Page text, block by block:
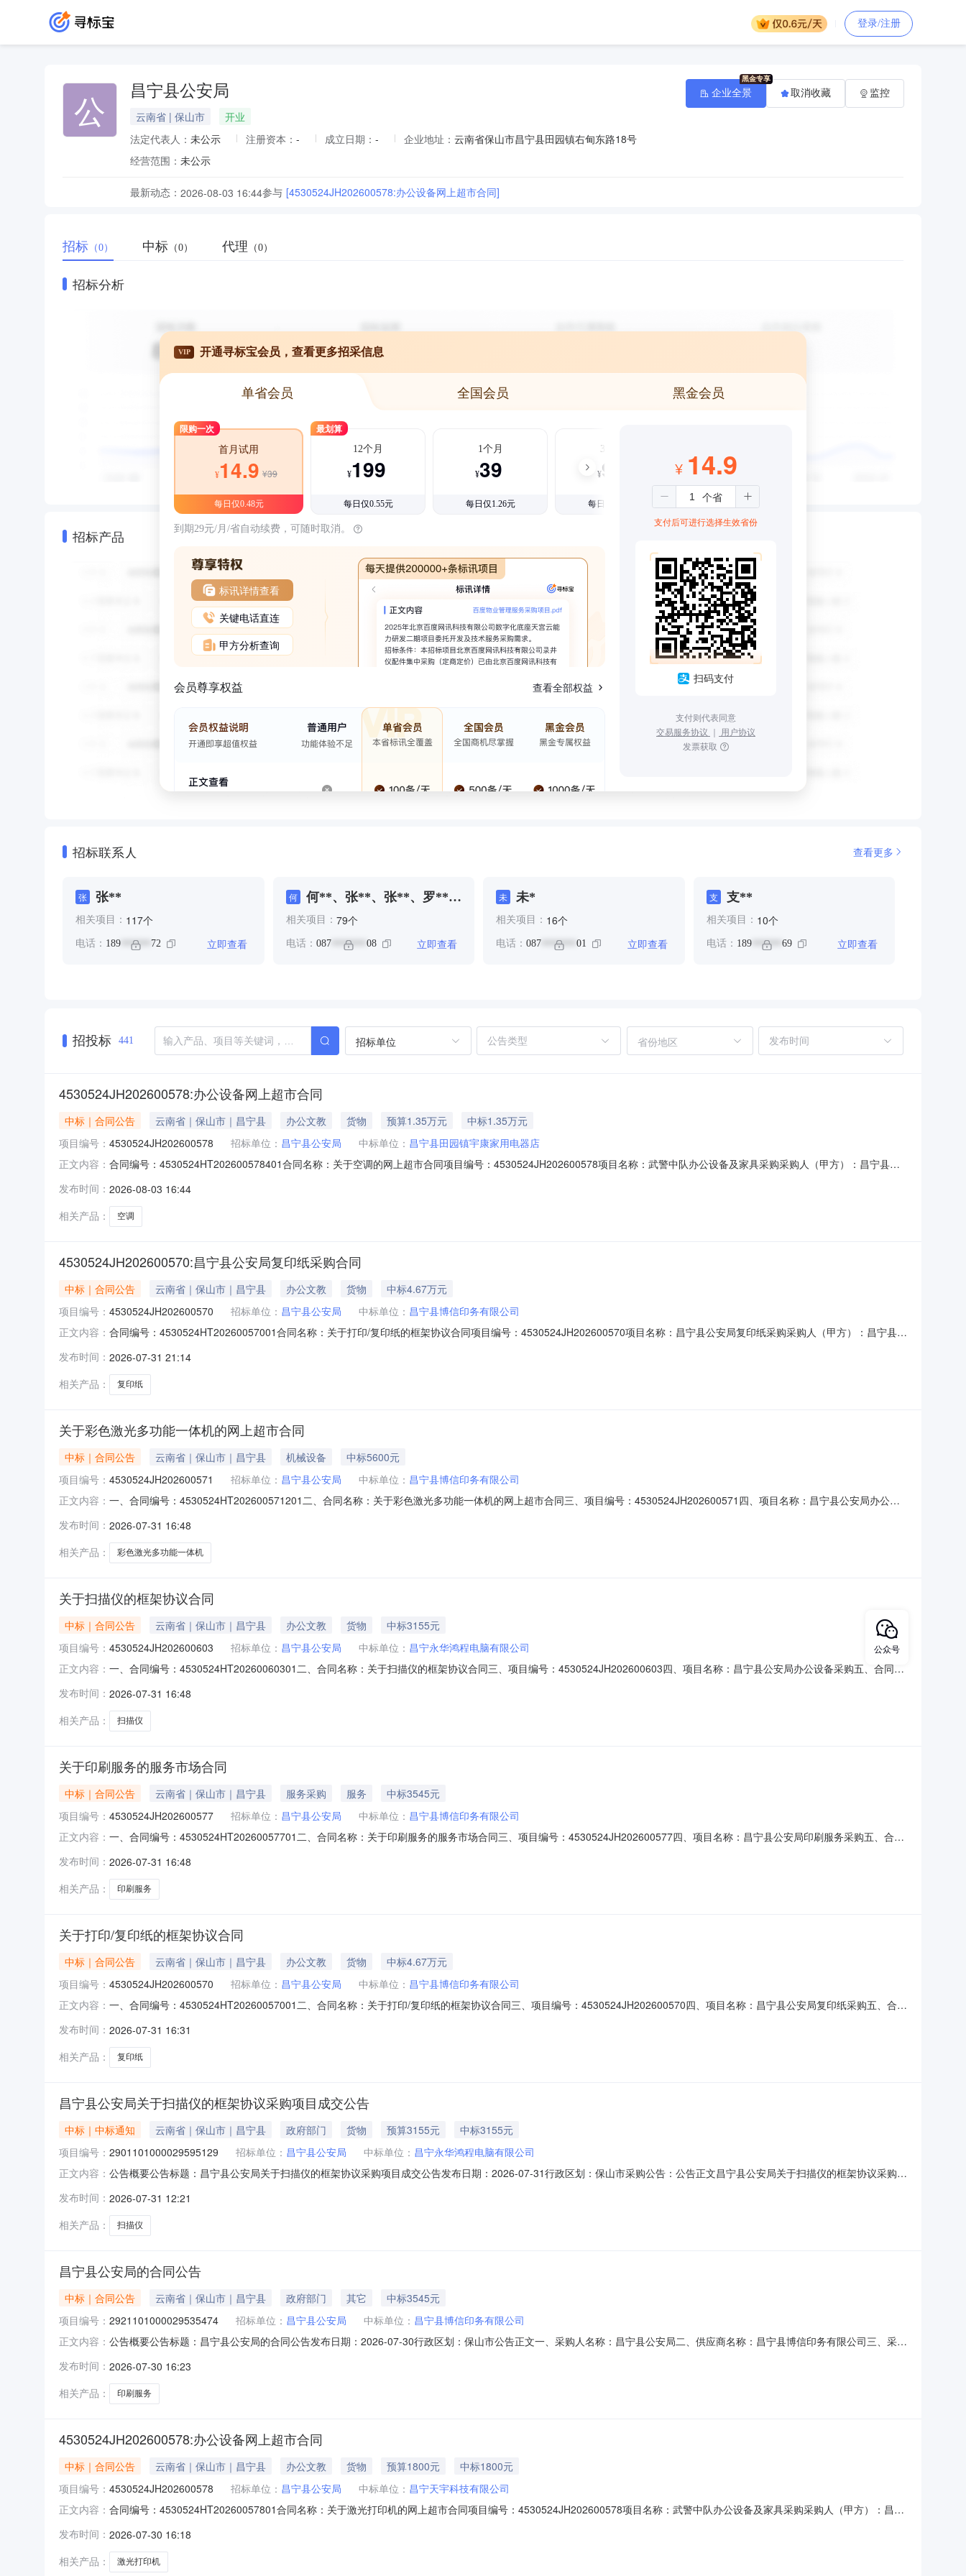
登录/注册
公 昌宁县公安局
云南省 | 保山市
开业
法定代表人： 未公示 注册资本： - 成立日期： - 企业地址： 云南省保山市昌宁县田园镇右甸东路18号
经营范围： 未公示
最新动态： 2026-08-03 16:44参与 [4530524JH202600578:办公设备网上超市合同]
企业全景 取消收藏 监控
招标 （0） 中标 （0） 代理 （0）
招标分析
招标产品
VIP 开通寻标宝会员，查看更多招采信息
单省会员 全国会员 黑金会员
限购一次
首月试用
¥14.9 ¥39
每日仅0.48元
最划算
12个月
¥199
每日仅0.55元
1个月
¥39
每日仅1.26元
3个月
¥99
每日仅1.08元
到期29元/月/省自动续费，可随时取消。
标讯详情查看
关键电话直连
甲方分析查询
会员尊享权益 查看全部权益
¥ 14.9
支付后可进行选择生效省份
扫码支付
支付则代表同意
交易服务协议 ｜ 用户协议
发票获取
招标联系人 查看更多
张 张**
相关项目： 117个
电话： 189 ****** 72 立即查看
何
何**、张**、张**、罗**、
相关项目： 79个
电话： 087 ******* 08 立即查看
未 未*
相关项目： 16个
电话： 087 ******* 01 立即查看
支 支**
相关项目： 10个
电话： 189****** 69 立即查看
招投标 441 招标单位 省份地区
4530524JH202600578:办公设备网上超市合同
中标｜合同公告 云南省｜保山市｜昌宁县 办公文教 货物 预算1.35万元
中标1.35万元
项目编号： 4530524JH202600578 招标单位： 昌宁县公安局 中标单位： 昌宁县田园镇宇康家用电器店
正文内容： 合同编号：4530524HT202600578401合同名称：关于空调的网上超市合同项目编号：4530524JH202600578项目名称：武警中队办公设备及家具采购采购人（甲方）：昌宁县公
进口产品审核前公示：采购公告（或单一来源审核前公示）：专家抽取记录：中标、成交公告：昌宁县公安局关于空调的网上超市采购项目成交公告合同附件：武警空
发布时间： 2026-08-03 16:44
相关产品：
空调
4530524JH202600570:昌宁县公安局复印纸采购合同
中标｜合同公告 云南省｜保山市｜昌宁县 办公文教 货物
中标4.67万元
项目编号： 4530524JH202600570 招标单位： 昌宁县公安局 中标单位： 昌宁县博信印务有限公司
正文内容： 合同编号：4530524HT20260057001合同名称：关于打印/复印纸的框架协议合同项目编号：4530524JH202600570项目名称：昌宁县公安局复印纸采购采购人（甲方）：昌宁县公
产品审核前公示：采购公告（或单一来源审核前公示）：专家抽取记录：中标、成交公告：昌宁县公安局关于打印/复印纸的框架协议采购项目成交公告合同附件：
发布时间： 2026-07-31 21:14
相关产品：
复印纸
关于彩色激光多功能一体机的网上超市合同
中标｜合同公告 云南省｜保山市｜昌宁县 机械设备
中标5600元
项目编号： 4530524JH202600571 招标单位： 昌宁县公安局 中标单位： 昌宁县博信印务有限公司
正文内容： 一、合同编号：4530524HT202600571201二、合同名称：关于彩色激光多功能一体机的网上超市合同三、项目编号：4530524JH202600571四、项目名称：昌宁县公安局办公设
13577566361六、合同主要信息主要标的名称：多功能一体机规格型号（或服务要求）：按照合同执行。主要标的数量：1主要标的单价：5600合同金额：0.560000
发布时间： 2026-07-31 16:48
相关产品：
彩色激光多功能一体机
关于扫描仪的框架协议合同
中标｜合同公告 云南省｜保山市｜昌宁县 办公文教 货物
中标3155元
项目编号： 4530524JH202600603 招标单位： 昌宁县公安局 中标单位： 昌宁永华鸿程电脑有限公司
正文内容： 一、合同编号：4530524HT20260060301二、合同名称：关于扫描仪的框架协议合同三、项目编号：4530524JH202600603四、项目名称：昌宁县公安局办公设备采购五、合同主
同主要信息主要标的名称：扫描仪规格型号（或服务要求）：按照合同规定主要标的数量：1主要标的单价：3155合同金额：0.315500万元履约期限、地点等简
发布时间： 2026-07-31 16:48
相关产品：
扫描仪
关于印刷服务的服务市场合同
中标｜合同公告 云南省｜保山市｜昌宁县 服务采购 服务
中标3545元
项目编号： 4530524JH202600577 招标单位： 昌宁县公安局 中标单位： 昌宁县博信印务有限公司
正文内容： 一、合同编号：4530524HT20260057701二、合同名称：关于印刷服务的服务市场合同三、项目编号：4530524JH202600577四、项目名称：昌宁县公安局印刷服务采购五、合同
同主要信息主要标的名称：印刷服务规格型号（或服务要求）：无主要标的数量：1主要标的单价：3545合同金额：0.354500万元履约期限、地点等简要信息：
发布时间： 2026-07-31 16:48
相关产品：
印刷服务
关于打印/复印纸的框架协议合同
中标｜合同公告 云南省｜保山市｜昌宁县 办公文教 货物
中标4.67万元
项目编号： 4530524JH202600570 招标单位： 昌宁县公安局 中标单位： 昌宁县博信印务有限公司
正文内容： 一、合同编号：4530524HT20260057001二、合同名称：关于打印/复印纸的框架协议合同三、项目编号：4530524JH202600570四、项目名称：昌宁县公安局复印纸采购五、合同
同主要信息主要标的名称：复印纸规格型号（或服务要求）：无主要标的数量：1380主要标的单价：270合同金额：4.671000万元履约期限、地点等简要信
发布时间： 2026-07-31 16:31
相关产品：
复印纸
昌宁县公安局关于扫描仪的框架协议采购项目成交公告
中标｜中标通知 云南省｜保山市｜昌宁县 政府部门 货物 预算3155元
中标3155元
项目编号： 2901101000029595129 招标单位： 昌宁县公安局 中标单位： 昌宁永华鸿程电脑有限公司
正文内容： 公告概要公告标题：昌宁县公安局关于扫描仪的框架协议采购项目成交公告发布日期：2026-07-31行政区划：保山市采购公告：公告正文昌宁县公安局关于扫描仪的框架协议采购项
2901101000029595129项目联系人：张林琳项目联系电话：/采购计划信息：序号采购计划文号信息采购计划金额14530524JH202600603-23155.0预算总额（元）：项
发布时间： 2026-07-31 12:21
相关产品：
扫描仪
昌宁县公安局的合同公告
中标｜合同公告 云南省｜保山市｜昌宁县 政府部门 其它
中标3545元
项目编号： 2921101000029535474 招标单位： 昌宁县公安局 中标单位： 昌宁县博信印务有限公司
正文内容： 公告概要公告标题：昌宁县公安局的合同公告发布日期：2026-07-30行政区划：保山市公告正文一、采购人名称：昌宁县公安局二、供应商名称：昌宁县博信印务有限公司三、采购
(元)总价(元)1印刷服务详见附件份1.0035453545服务要求或标的基本概况：七、其它事项：详见附件中的合同文件八、联系方式1、采购人名称：昌宁县公安局联系
发布时间： 2026-07-30 16:23
相关产品：
印刷服务
4530524JH202600578:办公设备网上超市合同
中标｜合同公告 云南省｜保山市｜昌宁县 办公文教 货物 预算1800元
中标1800元
项目编号： 4530524JH202600578 招标单位： 昌宁县公安局 中标单位： 昌宁天宇科技有限公司
正文内容： 合同编号：4530524HT20260057801合同名称：关于激光打印机的网上超市合同项目编号：4530524JH202600578项目名称：武警中队办公设备及家具采购采购人（甲方）：昌宁
产品审核前公示：采购公告（或单一来源审核前公示）：专家抽取记录：中标、成交公告：昌宁县公安局关于激光打印机的网上超市采购项目成交公告合同附件：武警
发布时间： 2026-07-30 16:18
相关产品：
激光打印机
公众号